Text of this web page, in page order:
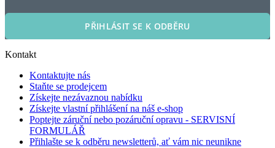
PŘIHLÁSIT SE K ODBĚRU
Kontakt
Kontaktujte nás
Staňte se prodejcem
Získejte nezávaznou nabídku
Získejte vlastní přihlášení na náš e-shop
Poptejte záruční nebo pozáruční opravu - SERVISNÍ
FORMULÁŘ
Přihlašte se k odběru newsletterů, ať vám nic neunikne